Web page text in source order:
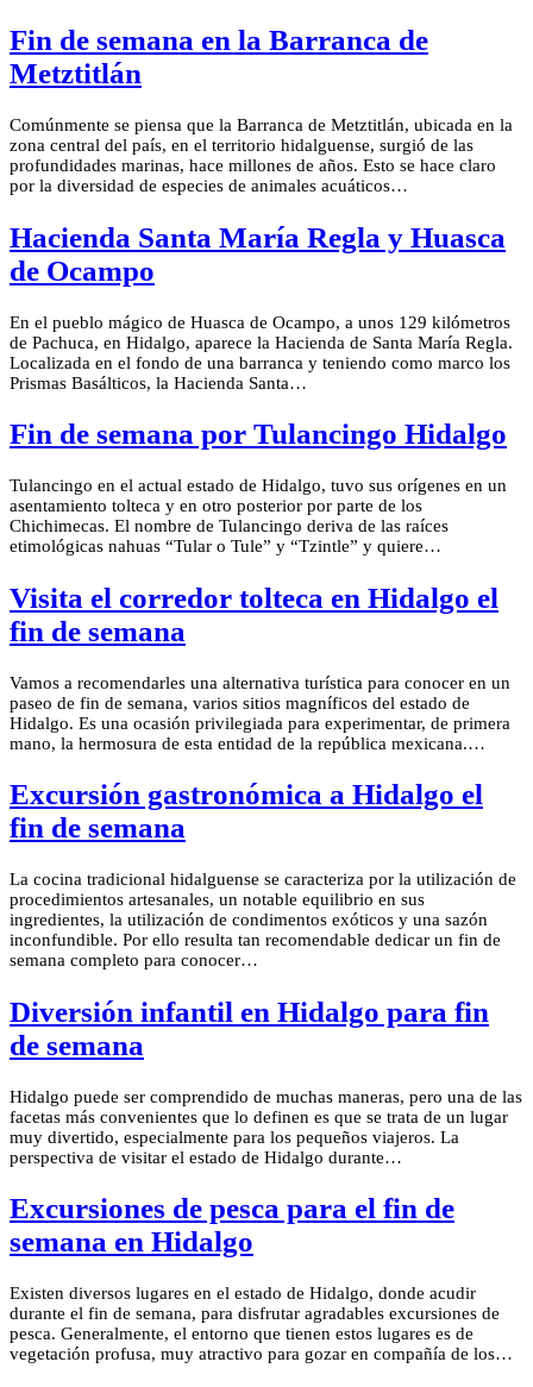
Fin de semana en la Barranca de
Metztitlán
Comúnmente se piensa que la Barranca de Metztitlán, ubicada en la
zona central del país, en el territorio hidalguense, surgió de las
profundidades marinas, hace millones de años. Esto se hace claro
por la diversidad de especies de animales acuáticos…
Hacienda Santa María Regla y Huasca
de Ocampo
En el pueblo mágico de Huasca de Ocampo, a unos 129 kilómetros
de Pachuca, en Hidalgo, aparece la Hacienda de Santa María Regla.
Localizada en el fondo de una barranca y teniendo como marco los
Prismas Basálticos, la Hacienda Santa…
Fin de semana por Tulancingo Hidalgo
Tulancingo en el actual estado de Hidalgo, tuvo sus orígenes en un
asentamiento tolteca y en otro posterior por parte de los
Chichimecas. El nombre de Tulancingo deriva de las raíces
etimológicas nahuas “Tular o Tule” y “Tzintle” y quiere…
Visita el corredor tolteca en Hidalgo el
fin de semana
Vamos a recomendarles una alternativa turística para conocer en un
paseo de fin de semana, varios sitios magníficos del estado de
Hidalgo. Es una ocasión privilegiada para experimentar, de primera
mano, la hermosura de esta entidad de la república mexicana.…
Excursión gastronómica a Hidalgo el
fin de semana
La cocina tradicional hidalguense se caracteriza por la utilización de
procedimientos artesanales, un notable equilibrio en sus
ingredientes, la utilización de condimentos exóticos y una sazón
inconfundible. Por ello resulta tan recomendable dedicar un fin de
semana completo para conocer…
Diversión infantil en Hidalgo para fin
de semana
Hidalgo puede ser comprendido de muchas maneras, pero una de las
facetas más convenientes que lo definen es que se trata de un lugar
muy divertido, especialmente para los pequeños viajeros. La
perspectiva de visitar el estado de Hidalgo durante…
Excursiones de pesca para el fin de
semana en Hidalgo
Existen diversos lugares en el estado de Hidalgo, donde acudir
durante el fin de semana, para disfrutar agradables excursiones de
pesca. Generalmente, el entorno que tienen estos lugares es de
vegetación profusa, muy atractivo para gozar en compañía de los…